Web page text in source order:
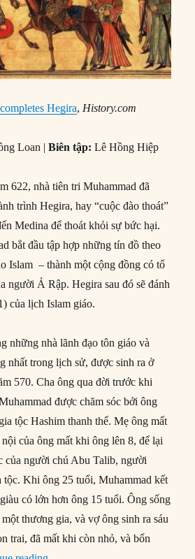
Hegira, History.com
Loan |Biên tập:Lê Hồng Hiệp
622, nhà tiên tri Muhammad đã
trình Hegira, hay “cuộc đào thoát”
Medina để thoát khỏi sự bức hại.
bắt đầu tập hợp những tín đồ theo
Islam – thành một cộng đồng có tổ
người Ả Rập. Hegira sau đó sẽ đánh
của lịch Islam giáo.
những nhà lãnh đạo tôn giáo và
nhất trong lịch sử, được sinh ra ở
570. Cha ông qua đời trước khi
được chăm sóc bởi ông
tộc Hashim thanh thế. Mẹ ông mất
của ông mất khi ông lên 8, để lại
của người chú Abu Talib, người
tộc. Khi ông 25 tuổi, Muhammad kết
có lớn hơn ông 15 tuổi. Ông sống
thương gia, và vợ ông sinh ra sáu
trai, đã mất khi còn nhỏ, và bốn